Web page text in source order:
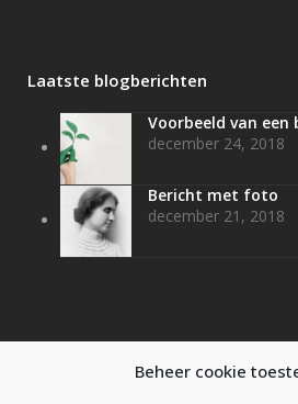
Beheer cookie
Laatste blogberichten
Voorbeeld van een
december 24, 2018
Bericht met foto
december 21, 2018